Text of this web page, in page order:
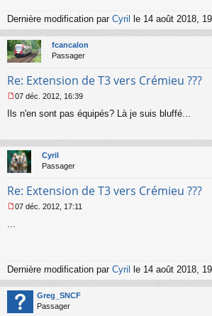
g
e
n
o
n
u
Dernière modification par Cyril le 14 août 2018,
fcancalon
Passager
Re: Extension de T3 vers Crémieu ???
e
a
g
e
o
l
07 déc. 2012, 16:39
Ils n'en sont pas équipés? Là je suis bluffé...
Cyril
Passager
Re: Extension de T3 vers Crémieu ???
g
e
n
o
n
07 déc. 2012, 17:11
...
Dernière modification par Cyril le 14 août 2018,
Greg_SNCF
Passager